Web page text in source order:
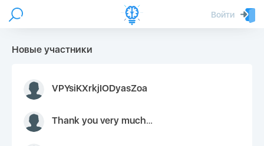
Войти
Новые участники
VPYsiKXrkjIODyasZoa
Thank you very much for your inquiry We appreciate you 9126052 https://youtube.com faceapple !